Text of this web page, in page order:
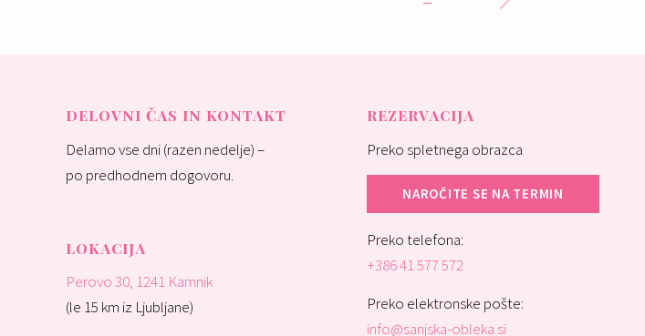
DELOVNI ČAS IN KONTAKT
Delamo vse dni (razen nedelje) –
po predhodnem dogovoru.
LOKACIJA
Perovo 30, 1241 Kamnik
(le 15 km iz Ljubljane)
REZERVACIJA
Preko spletnega obrazca
NAROČITE SE NA TERMIN
Preko telefona:
+386 41 577 572
Preko elektronske pošte:
info@sanjska-obleka.si